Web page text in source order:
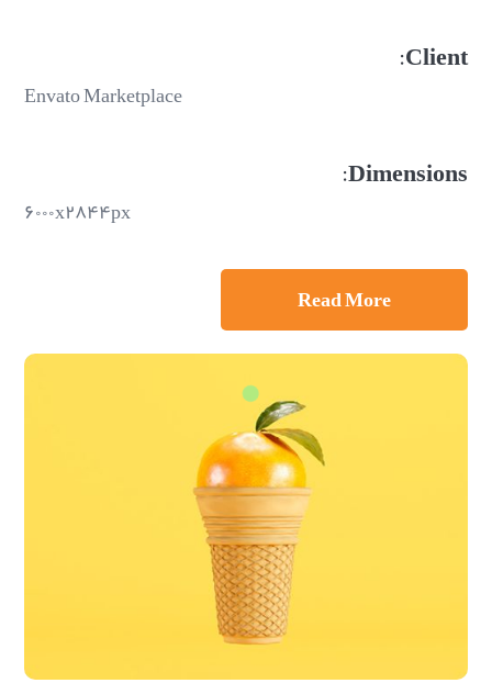
Client:
Envato Marketplace
Dimensions:
۶۰۰۰x۲۸۴۴px
Read More